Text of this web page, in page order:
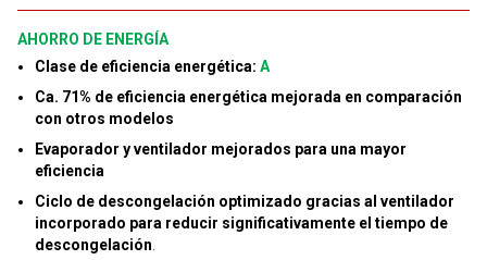
AHORRO DE ENERGÍA
Clase de eficiencia energética: A
Ca. 71% de eficiencia energética mejorada en comparación
con otros modelos
Evaporador y ventilador mejorados para una mayor
eficiencia
Ciclo de descongelación optimizado gracias al ventilador
incorporado para reducir significativamente el tiempo de
descongelación